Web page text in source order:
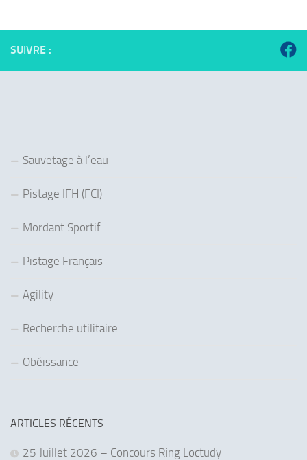
SUIVRE :
Sauvetage à l’eau
Pistage IFH (FCI)
Mordant Sportif
Pistage Français
Agility
Recherche utilitaire
Obéissance
ARTICLES RÉCENTS
25 Juillet 2026 – Concours Ring Loctudy